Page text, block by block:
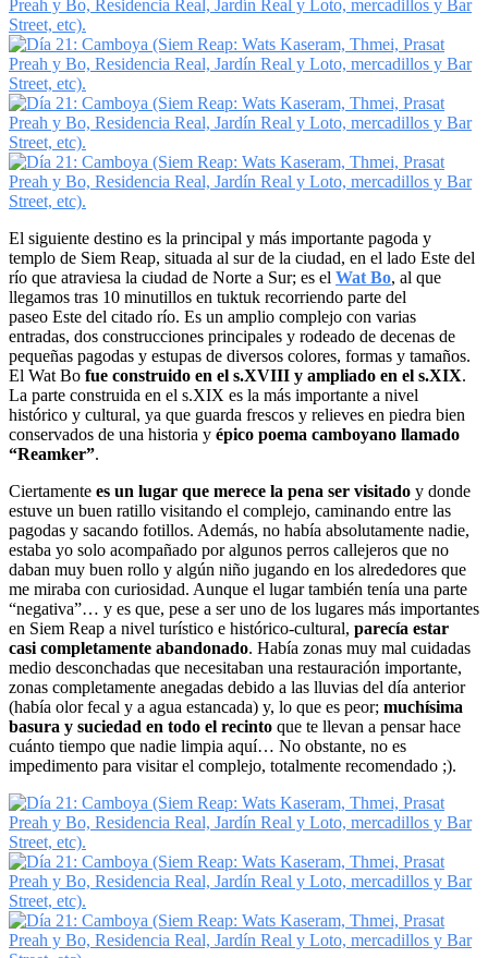
El siguiente destino es la principal y más importante pagoda y
templo de Siem Reap, situada al sur de la ciudad, en el lado Este del
río que atraviesa la ciudad de Norte a Sur; es el Wat Bo, al que
llegamos tras 10 minutillos en tuktuk recorriendo parte del
paseo Este del citado río. Es un amplio complejo con varias
entradas, dos construcciones principales y rodeado de decenas de
pequeñas pagodas y estupas de diversos colores, formas y tamaños.
El Wat Bo fue construido en el s.XVIII y ampliado en el s.XIX.
La parte construida en el s.XIX es la más importante a nivel
histórico y cultural, ya que guarda frescos y relieves en piedra bien
conservados de una historia y épico poema camboyano llamado
“Reamker”.
Ciertamente es un lugar que merece la pena ser visitado y donde
estuve un buen ratillo visitando el complejo, caminando entre las
pagodas y sacando fotillos. Además, no había absolutamente nadie,
estaba yo solo acompañado por algunos perros callejeros que no
daban muy buen rollo y algún niño jugando en los alrededores que
me miraba con curiosidad. Aunque el lugar también tenía una parte
“negativa”… y es que, pese a ser uno de los lugares más importantes
en Siem Reap a nivel turístico e histórico-cultural, parecía estar
casi completamente abandonado. Había zonas muy mal cuidadas
medio desconchadas que necesitaban una restauración importante,
zonas completamente anegadas debido a las lluvias del día anterior
(había olor fecal y a agua estancada) y, lo que es peor; muchísima
basura y suciedad en todo el recinto que te llevan a pensar hace
cuánto tiempo que nadie limpia aquí… No obstante, no es
impedimento para visitar el complejo, totalmente recomendado ;).